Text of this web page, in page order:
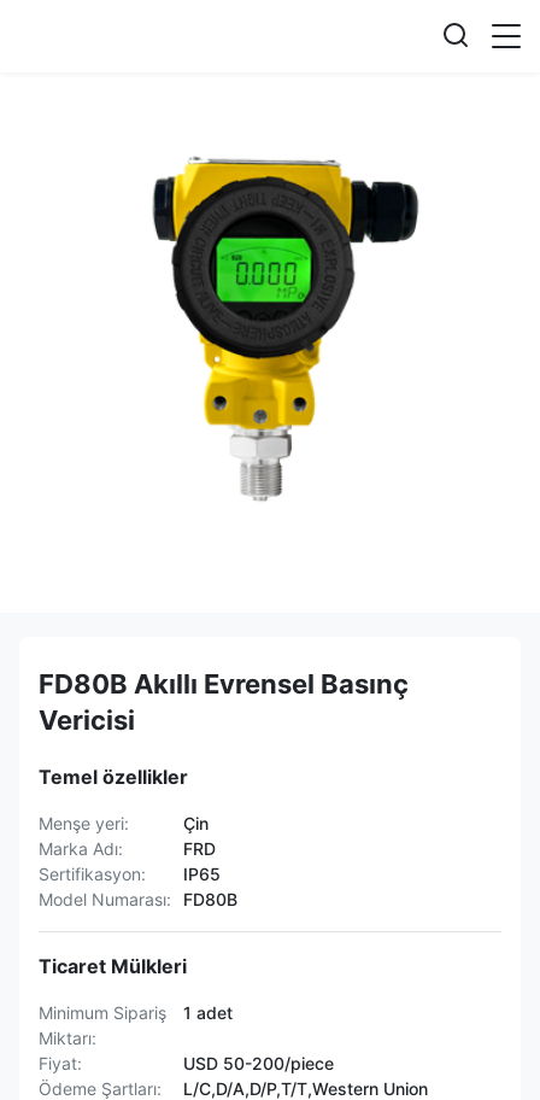
FD80B Akıllı Evrensel Basınç
Vericisi
Temel özellikler
Menşe yeri:
Çin
Marka Adı:
FRD
Sertifikasyon:
IP65
Model Numarası:
FD80B
Ticaret Mülkleri
Minimum Sipariş
Miktarı:
1 adet
Fiyat:
USD 50-200/piece
Ödeme Şartları:
L/C,D/A,D/P,T/T,Western Union